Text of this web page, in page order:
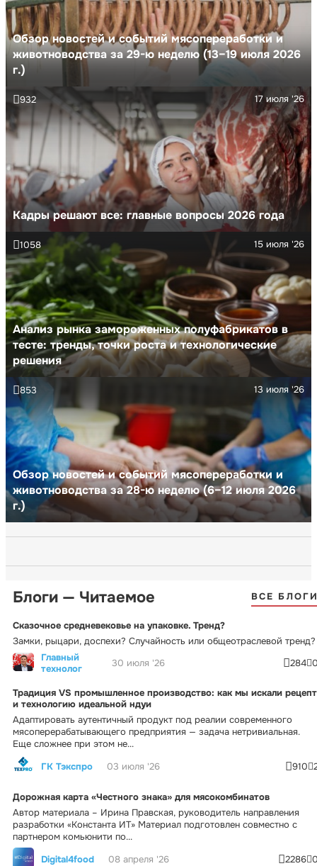
Обзор новостей и событий мясопереработки и
животноводства за 29-ю неделю (13–19 июля 2026
г.)
Кадры решают все: главные вопросы 2026 года
17 июля '26
932
Анализ рынка замороженных полуфабрикатов в
тесте: тренды, точки роста и технологические
решения
15 июля '26
1058
Обзор новостей и событий мясопереработки и
животноводства за 28-ю неделю (6–12 июля 2026
г.)
13 июля '26
853
Блоги — Читаемое ВСЕ
Сказочное средневековье на упаковке. Тренд?
Замки, рыцари, доспехи? Случайность или общеотраслевой тренд?
Главный
технолог
30 июля '26 284
Традиция VS промышленное производство: как мы искали рецепт
и технологию идеальной ндуи
Адаптировать аутентичный продукт под реалии современного
мясоперерабатывающего предприятия — задача нетривиальная.
Еще сложнее при этом не...
ГК Тэкспро
03 июля '26 910
Дорожная карта «Честного знака» для мясокомбинатов
Автор материала – Ирина Правская, руководитель направления
разработки «Константа ИТ» Материал подготовлен совместно с
партнером комьюнити по...
Digital4food
08 апреля '26 2286